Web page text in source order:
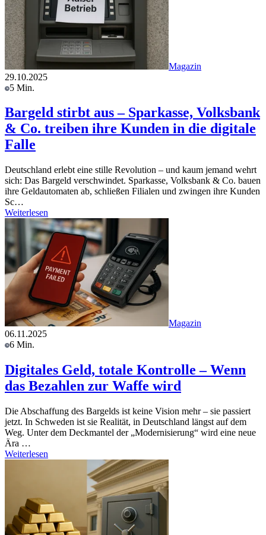
Magazin
29.10.2025
5 Min.
Bargeld stirbt aus – Sparkasse, Volksbank
& Co. treiben ihre Kunden in die digitale
Falle
Deutschland erlebt eine stille Revolution – und kaum jemand wehrt
sich: Das Bargeld verschwindet. Sparkasse, Volksbank & Co. bauen
ihre Geldautomaten ab, schließen Filialen und zwingen ihre Kunden
Sc…
Weiterlesen
Magazin
06.11.2025
6 Min.
Digitales Geld, totale Kontrolle – Wenn
das Bezahlen zur Waffe wird
Die Abschaffung des Bargelds ist keine Vision mehr – sie passiert
jetzt. In Schweden ist sie Realität, in Deutschland längst auf dem
Weg. Unter dem Deckmantel der „Modernisierung“ wird eine neue
Ära …
Weiterlesen